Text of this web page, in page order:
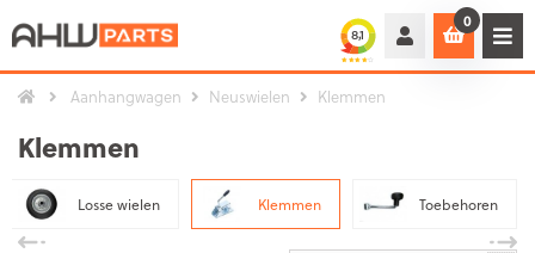
0
Aanhangwagen Neuswielen Klemmen
Klemmen
Losse wielen Klemmen Toebehoren